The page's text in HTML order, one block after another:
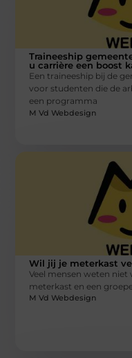
Traineeship
u carrière een boost
Een traineeship bij de
voor studenten die de
een programma
M Vd Webdesign
Wil jij je meterkast
Veel mensen weten niet
meterkast en een
M Vd Webdesign